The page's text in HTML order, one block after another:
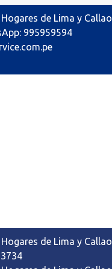
de Lima y Callao
995959594
de Lima y Callao